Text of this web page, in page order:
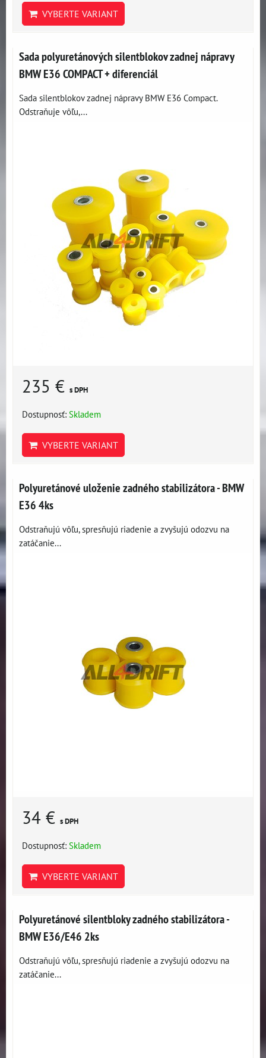
VYBERTE VARIANT
Sada polyuretánových silentblokov zadnej nápravy
BMW E36 COMPACT + diferenciál
Sada silentblokov zadnej nápravy BMW E36 Compact.
Odstraňuje vôľu,...
235 € s DPH
Dostupnosť: Skladem
VYBERTE VARIANT
Polyuretánové uloženie zadného stabilizátora - BMW
E36 4ks
Odstraňujú vôľu, spresňujú riadenie a zvyšujú odozvu na
zatáčanie...
34 € s DPH
Dostupnosť: Skladem
VYBERTE VARIANT
Polyuretánové silentbloky zadného stabilizátora -
BMW E36/E46 2ks
Odstraňujú vôľu, spresňujú riadenie a zvyšujú odozvu na
zatáčanie...